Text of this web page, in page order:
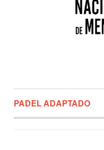
PADEL ADAPTADO